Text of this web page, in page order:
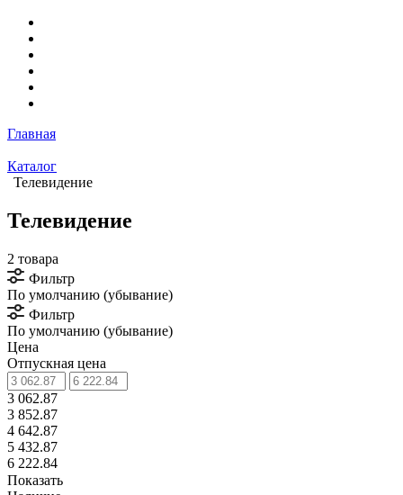
Главная
Каталог
Телевидение
Телевидение
2 товара
Фильтр
По умолчанию (убывание)
Фильтр
По умолчанию (убывание)
Цена
Отпускная цена
3 062.87
3 852.87
4 642.87
5 432.87
6 222.84
Показать